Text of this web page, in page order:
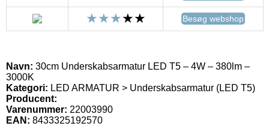
Besøg webshop
Navn: 30cm Underskabsarmatur LED T5 – 4W – 380lm –
3000K
Kategori: LED ARMATUR > Underskabsarmatur (LED T5)
Producent:
Varenummer: 22003990
EAN: 8433325192570